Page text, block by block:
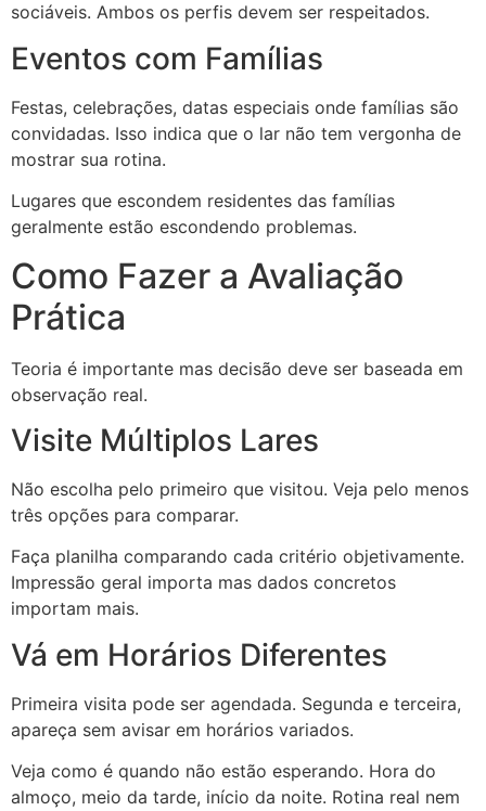
sociáveis. Ambos os perfis devem ser respeitados.
Eventos com Famílias
Festas, celebrações, datas especiais onde famílias são
convidadas. Isso indica que o lar não tem vergonha de
mostrar sua rotina.
Lugares que escondem residentes das famílias
geralmente estão escondendo problemas.
Como Fazer a Avaliação
Prática
Teoria é importante mas decisão deve ser baseada em
observação real.
Visite Múltiplos Lares
Não escolha pelo primeiro que visitou. Veja pelo menos
três opções para comparar.
Faça planilha comparando cada critério objetivamente.
Impressão geral importa mas dados concretos
importam mais.
Vá em Horários Diferentes
Primeira visita pode ser agendada. Segunda e terceira,
apareça sem avisar em horários variados.
Veja como é quando não estão esperando. Hora do
almoço, meio da tarde, início da noite. Rotina real nem